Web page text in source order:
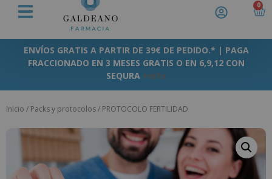
0
ENVÍOS GRATIS A PARTIR DE 39€ DE PEDIDO.* | PAGA
FRACCIONADO EN 3 MESES GRATIS O EN 6,9,12 CON
SEQURA +info
Inicio / Packs y protocolos/ PROTOCOLO FERTILIDAD